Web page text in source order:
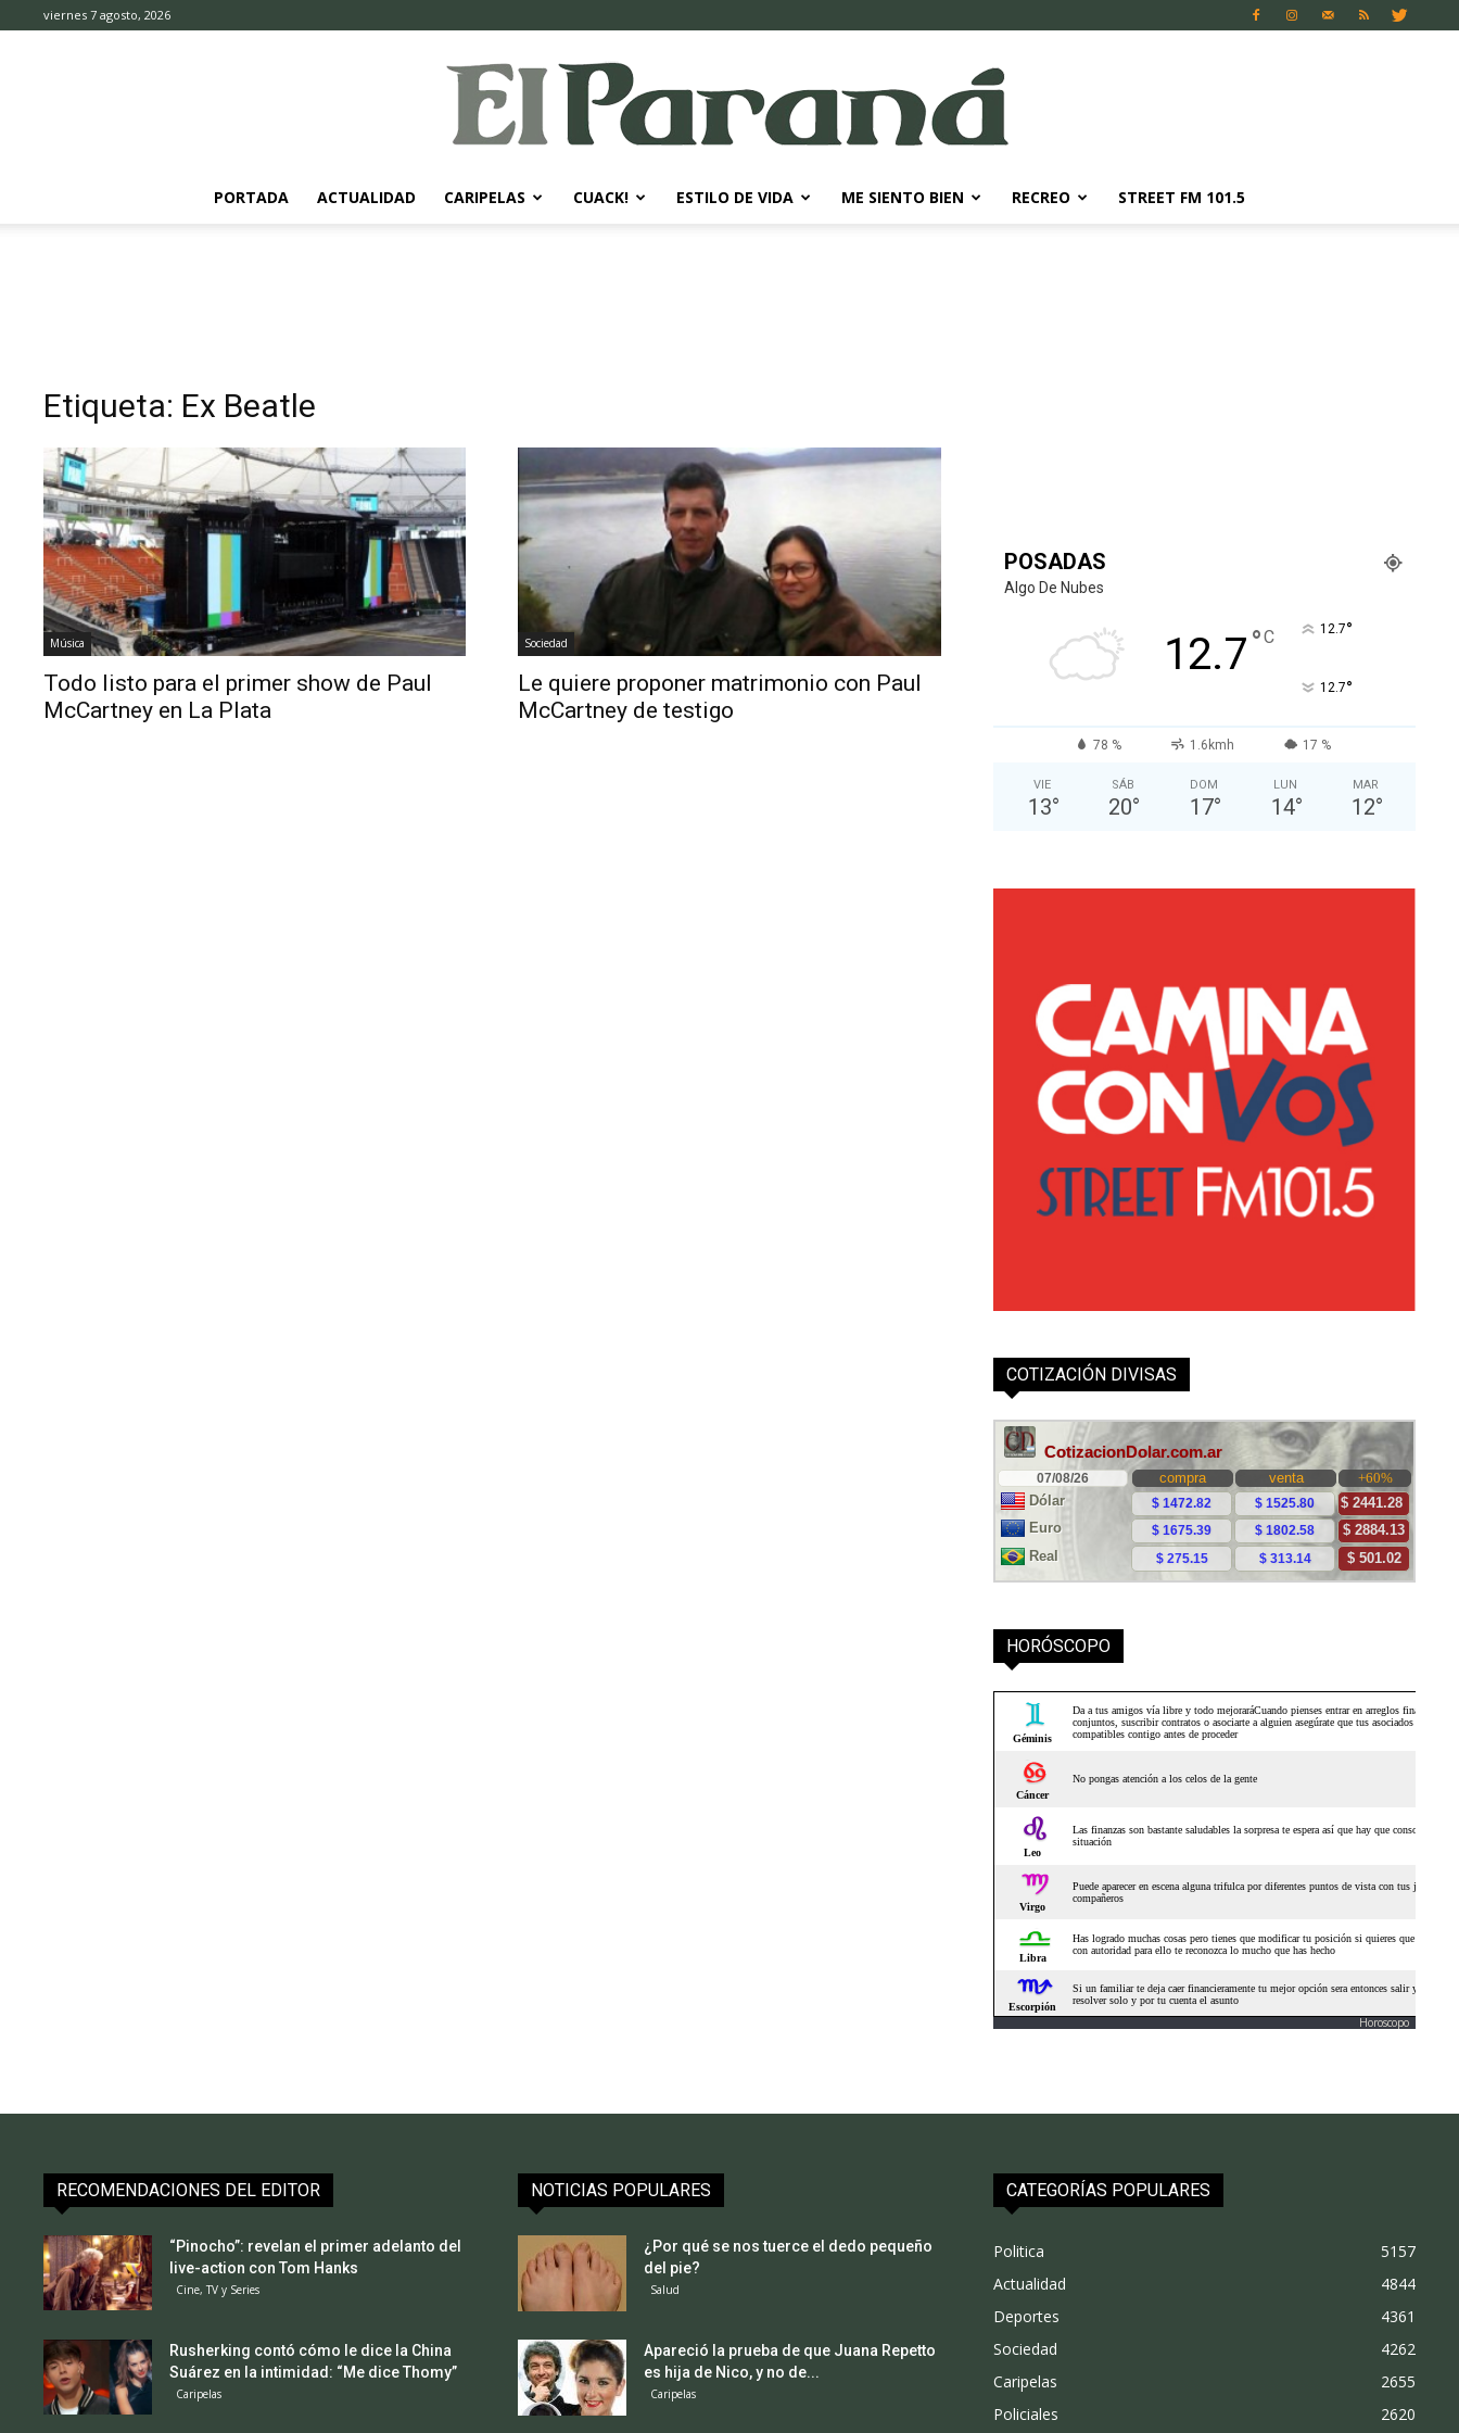
viernes 7 agosto, 2026
Diario
PORTADA ACTUALIDAD CARIPELAS CUACK! ESTILO DE VIDA ME SIENTO BIEN RECREO STREET FM 101.5
Etiqueta: Ex Beatle
Música
Todo listo para el primer show de Paul
McCartney en La Plata
Sociedad
Le quiere proponer matrimonio con Paul
McCartney de testigo
POSADAS
Algo De Nubes
12.7°C 12.7°
12.7°
78 % 1.6kmh 17 %
VIE
13°
SÁB
20°
DOM
17°
LUN
14°
MAR
12°
COTIZACIÓN DIVISAS
HORÓSCOPO
Horoscopo
RECOMENDACIONES DEL EDITOR
“Pinocho”: revelan el primer adelanto del
live-action con Tom Hanks
Cine, TV y Series
Rusherking contó cómo le dice la China
Suárez en la intimidad: “Me dice Thomy”
Caripelas
NOTICIAS POPULARES
¿Por qué se nos tuerce el dedo pequeño
del pie?
Salud
Apareció la prueba de que Juana Repetto
es hija de Nico, y no de...
Caripelas
CATEGORÍAS POPULARES
Politica
5157
Actualidad
4844
Deportes
4361
Sociedad
4262
Caripelas
2655
Policiales
2620